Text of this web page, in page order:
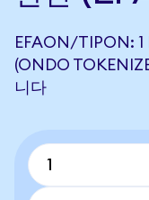
EFAON/TIPON: 1
(ONDO
니다